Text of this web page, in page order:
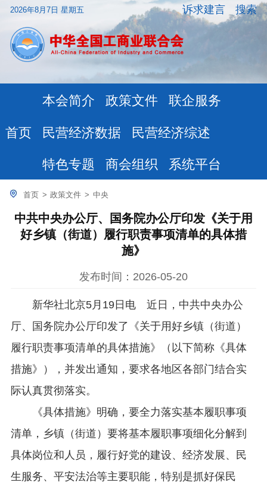
2026年8月7日 星期五 搜索
诉求建言
首页
本会简介 政策文件 联企服务
民营经济数据 民营经济综述
特色专题 商会组织 系统平台
首页 > 政策文件 > 中央
中共中央办公厅、国务院办公厅印发《关于用
好乡镇（街道）履行职责事项清单的具体措
施》
发布时间：2026-05-20
新华社北京5月19日电 近日，中共中央办公
厅、国务院办公厅印发了《关于用好乡镇（街道）
履行职责事项清单的具体措施》（以下简称《具体
措施》），并发出通知，要求各地区各部门结合实
际认真贯彻落实。
《具体措施》明确，要全力落实基本履职事项
清单，乡镇（街道）要将基本履职事项细化分解到
具体岗位和人员，履行好党的建设、经济发展、民
生服务、平安法治等主要职能，特别是抓好保民